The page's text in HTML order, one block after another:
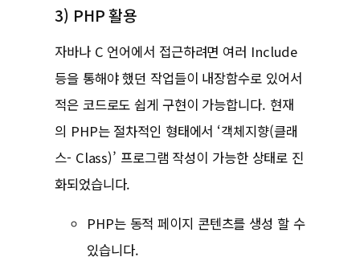
3) PHP 활용
자바나 C 언어에서 접근하려면 여러 Include
등을 통해야 했던 작업들이 내장함수로 있어서
적은 코드로도 쉽게 구현이 가능합니다. 현재
의 PHP는 절차적인 형태에서 ‘객체지향(클래
스- Class)’ 프로그램 작성이 가능한 상태로 진
화되었습니다.
PHP는 동적 페이지 콘텐츠를 생성 할 수
있습니다.